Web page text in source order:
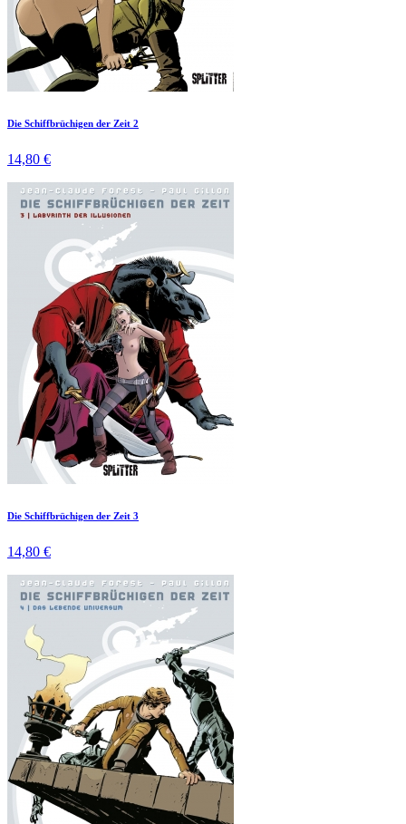
Die Schiffbrüchigen der Zeit 2
14,80 €
Die Schiffbrüchigen der Zeit 3
14,80 €